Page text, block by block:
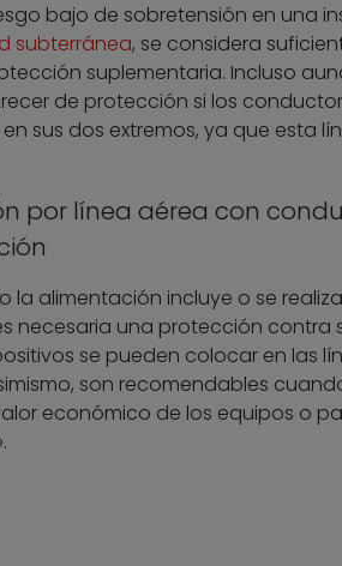
bajo de sobretensión en una
subterránea, se considera
suplementaria. Incluso
de protección si los
sus dos extremos, ya que esta
por línea aérea con
la alimentación incluye o se
necesaria una protección contra
se pueden colocar en las
son recomendables
económico de los equipos o